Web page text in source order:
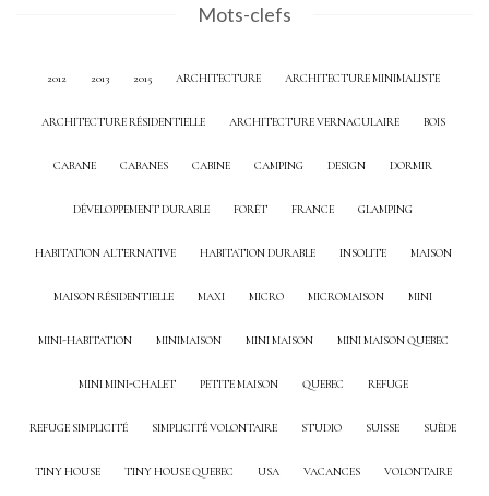
Mots-clefs
2012 2013 2015 ARCHITECTURE ARCHITECTURE MINIMALISTE
ARCHITECTURE RÉSIDENTIELLE ARCHITECTURE VERNACULAIRE BOIS
CABANE CABANES CABINE CAMPING DESIGN DORMIR
DÉVELOPPEMENT DURABLE FORÊT FRANCE GLAMPING
HABITATION ALTERNATIVE HABITATION DURABLE INSOLITE MAISON
MAISON RÉSIDENTIELLE MAXI MICRO MICROMAISON MINI
MINI-HABITATION MINIMAISON MINI MAISON MINI MAISON QUEBEC
MINI MINI-CHALET PETITE MAISON QUEBEC REFUGE
REFUGE SIMPLICITÉ SIMPLICITÉ VOLONTAIRE STUDIO SUISSE SUÈDE
TINY HOUSE TINY HOUSE QUEBEC USA VACANCES VOLONTAIRE